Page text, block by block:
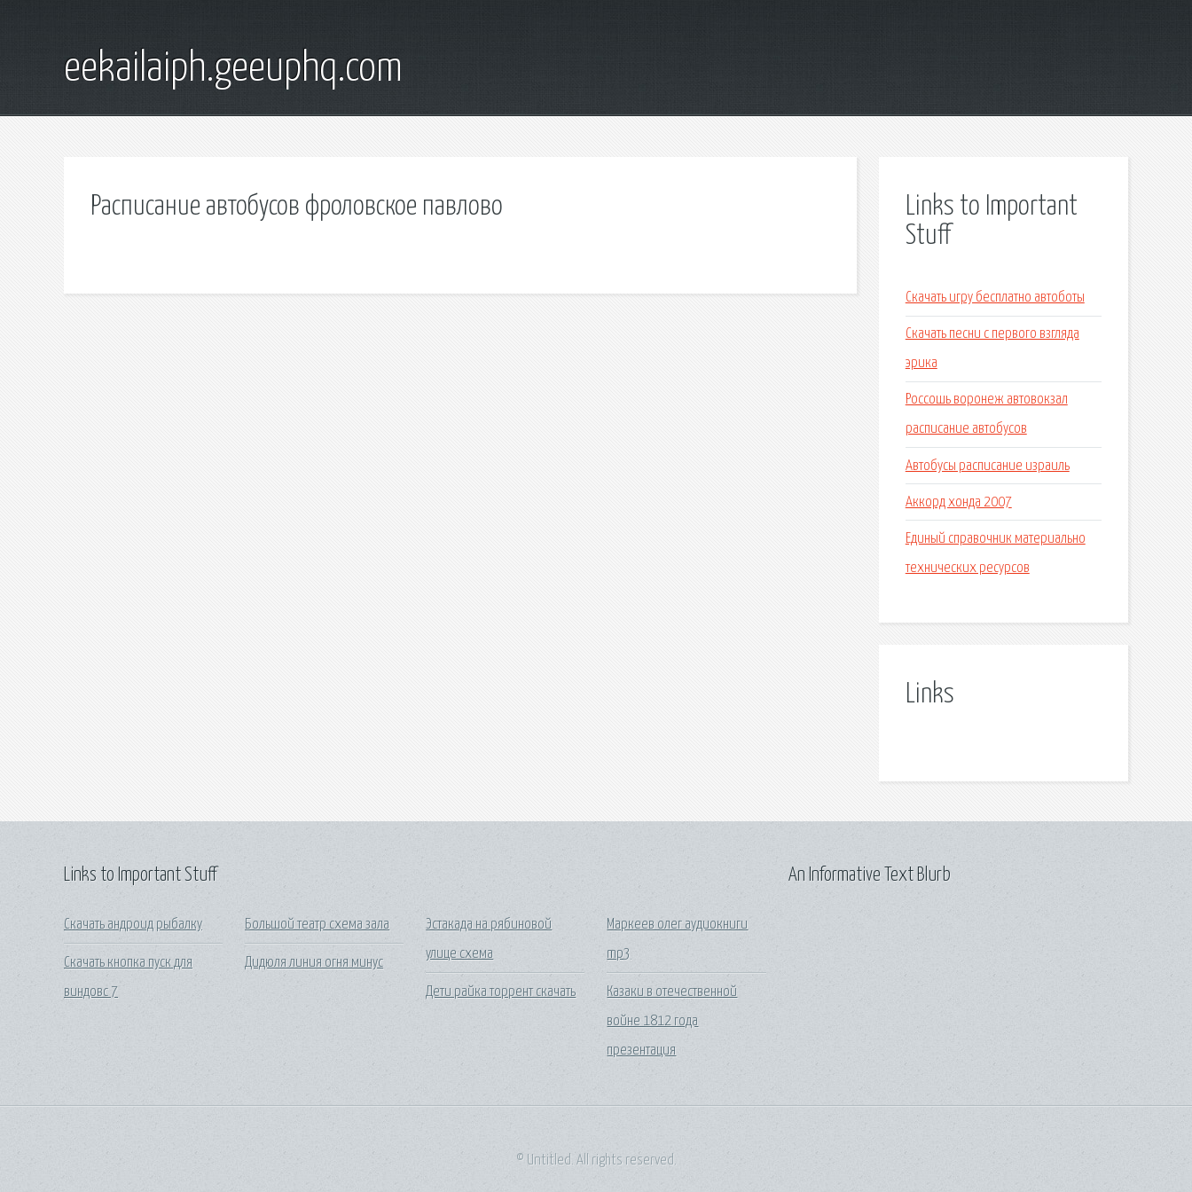
eekailaiph.geeuphq.com
Расписание автобусов фроловское павлово
Links to Important
Stuff
Скачать игру бесплатно автоботы
Скачать песни с первого взгляда
эрика
Россошь воронеж автовокзал
расписание автобусов
Автобусы расписание израиль
Аккорд хонда 2007
Единый справочник материально
технических ресурсов
Links
Links to Important Stuff
Скачать андроид рыбалку
Скачать кнопка пуск для
виндовс 7
Большой театр схема зала
Дидюля линия огня минус
Эстакада на рябиновой
улице схема
Дети райка торрент скачать
Маркеев олег аудиокниги
mp3
Казаки в отечественной
войне 1812 года
презентация
An Informative Text Blurb
© Untitled. All rights reserved.